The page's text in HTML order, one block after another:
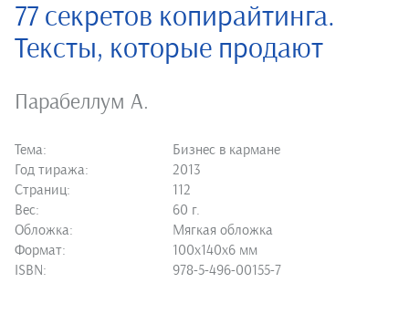
77 секретов копирайтинга.
Тексты, которые продают
Парабеллум А.
Тема:
Бизнес в кармане
Год тиража:
2013
Страниц:
112
Вес:
60 г.
Обложка:
Мягкая обложка
Формат:
100х140х6 мм
ISBN:
978-5-496-00155-7